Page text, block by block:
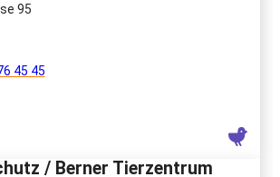
95
45 45
/ Berner Tierzentrum